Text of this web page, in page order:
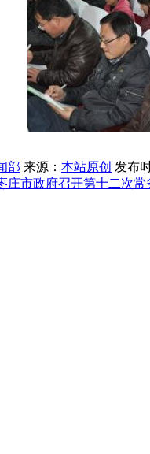
部 来源： 本站原创 发布
庄市政府召开第十二次常